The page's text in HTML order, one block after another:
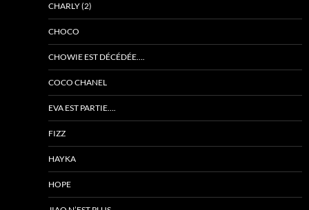
CHARLY (2)
CHOCO
CHOWIE EST DÉCÉDÉE….
COCO CHANEL
EVA EST PARTIE….
FIZZ
HAYKA
HOPE